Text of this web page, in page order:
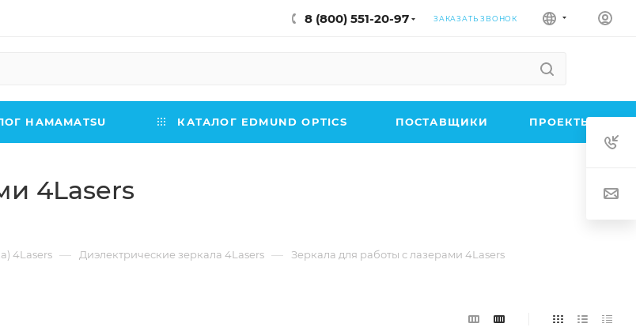
8 (800) 551-20-97 ЗАКАЗАТЬ ЗВОНОК
HAMAMATSU КАТАЛОГ EDMUND OPTICS ПОСТАВЩИКИ ПРОЕКТЫ
4Lasers
4Lasers — Диэлектрические зеркала 4Lasers — Зеркала для работы с лазерами 4Lasers